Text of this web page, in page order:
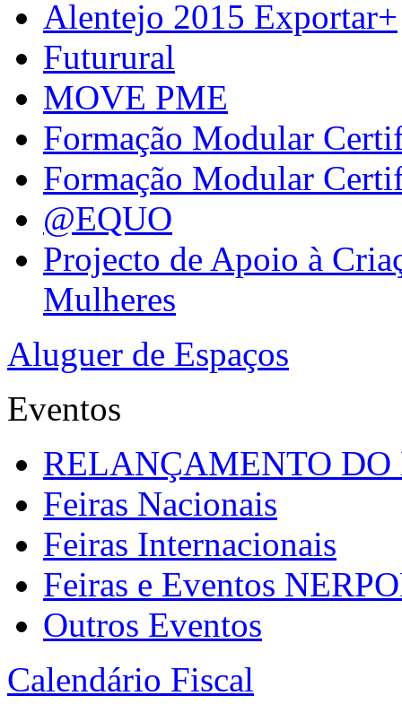
Alentejo 2015 Exportar+
Futurural
MOVE PME
Formação Modular
Formação Modular
@EQUO
Projecto de Apoio à
Mulheres
Aluguer de Espaços
Eventos
RELANÇAMENTO DO
Feiras Nacionais
Feiras Internacionais
Feiras e Eventos
Outros Eventos
Calendário Fiscal